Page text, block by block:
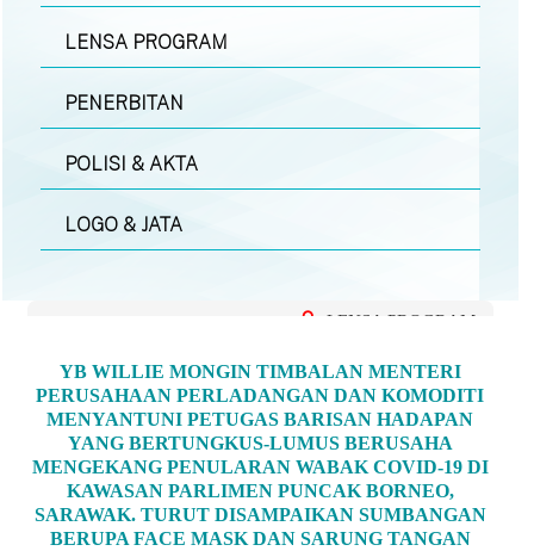
LENSA PROGRAM
PENERBITAN
POLISI & AKTA
LOGO & JATA
LENSA PROGRAM
YB WILLIE MONGIN TIMBALAN MENTERI
PERUSAHAAN PERLADANGAN DAN KOMODITI
MENYANTUNI PETUGAS BARISAN HADAPAN
YANG BERTUNGKUS-LUMUS BERUSAHA
MENGEKANG PENULARAN WABAK COVID-19 DI
KAWASAN PARLIMEN PUNCAK BORNEO,
SARAWAK. TURUT DISAMPAIKAN SUMBANGAN
BERUPA FACE MASK DAN SARUNG TANGAN